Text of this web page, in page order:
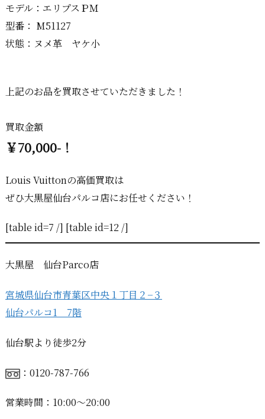
モデル：エリプスＰＭ
型番： M51127
状態：ヌメ革 ヤケ小
上記のお品を買取させていただきました！
買取金額
￥70,000-！
Louis Vuittonの高価買取は
ぜひ大黒屋仙台パルコ店にお任せください！
[table id=7 /] [table id=12 /]
大黒屋 仙台Parco店
宮城県仙台市青葉区中央１丁目２−３
仙台パルコ1 7階
仙台駅より徒歩2分
：0120-787-766
営業時間：10:00〜20:00